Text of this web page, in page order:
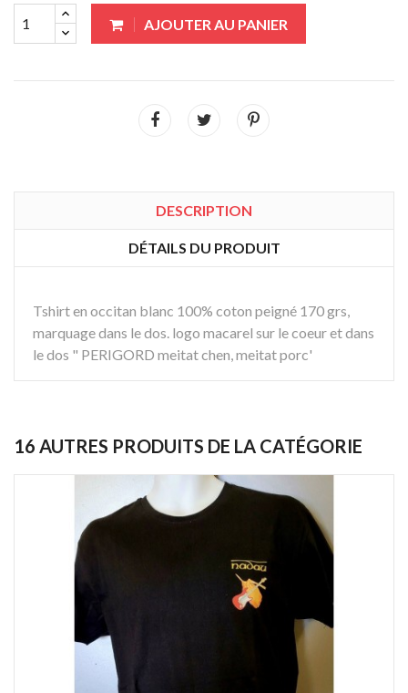
AJOUTER AU PANIER
DESCRIPTION
DÉTAILS DU PRODUIT
Tshirt en occitan blanc 100% coton peigné 170 grs,
marquage dans le dos. logo macarel sur le coeur et dans
le dos " PERIGORD meitat chen, meitat porc'
16 AUTRES PRODUITS DE LA CATÉGORIE